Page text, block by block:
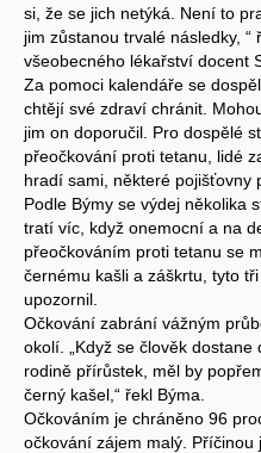
si, že se jich netýká. Není to
jim zůstanou trvalé následky,
všeobecného lékařství docent
Za pomoci kalendáře se
chtějí své zdraví chránit.
jim on doporučil. Pro dospělé
přeočkování proti tetanu, lidé
hradí sami, některé pojišťovny
Podle Býmy se výdej několika
tratí víc, když onemocní a na
přeočkováním proti tetanu se
černému kašli a záškrtu, tyto
upozornil.
Očkování zabrání vážným
okolí. „Když se člověk
rodině přírůstek, měl by
černý kašel,“ řekl Býma.
Očkováním je chráněno 96
očkování zájem malý.